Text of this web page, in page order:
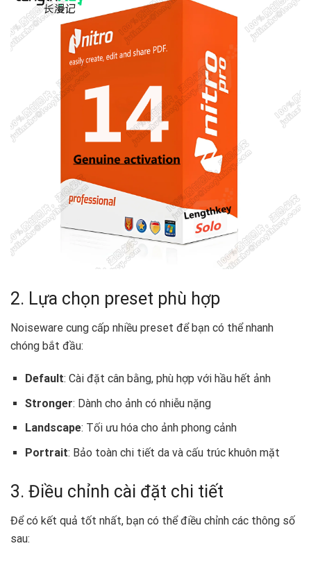
2. Lựa chọn preset phù hợp
Noiseware cung cấp nhiều preset để bạn có thể nhanh
chóng bắt đầu:
Default: Cài đặt cân bằng, phù hợp với hầu hết ảnh
Stronger: Dành cho ảnh có nhiễu nặng
Landscape: Tối ưu hóa cho ảnh phong cảnh
Portrait: Bảo toàn chi tiết da và cấu trúc khuôn mặt
3. Điều chỉnh cài đặt chi tiết
Để có kết quả tốt nhất, bạn có thể điều chỉnh các thông số
sau: